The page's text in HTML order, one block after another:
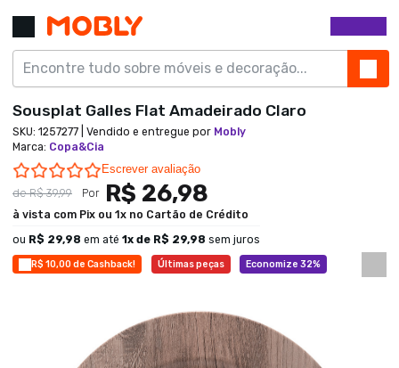
R$ 10,00 de Cashback! Últimas peças Economize 32%
Sousplat Galles Flat Amadeirado Claro
SKU: 1257277 | Vendido e entregue por Mobly
Marca: Copa&Cia
0.0 star rating
Escrever avaliação
deR$ 39,99 Por R$ 26,98
à vista com Pix ou 1x no Cartão de Crédito
ou R$ 29,98 em até 1 x de R$ 29,98 sem juros